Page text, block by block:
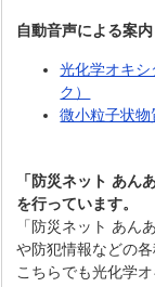
自動音声による案
光化学オキ
ク）
微小粒子状
「防災ネット あん
を行っています。
「防災ネット あん
や防犯情報などの
こちらでも光化学